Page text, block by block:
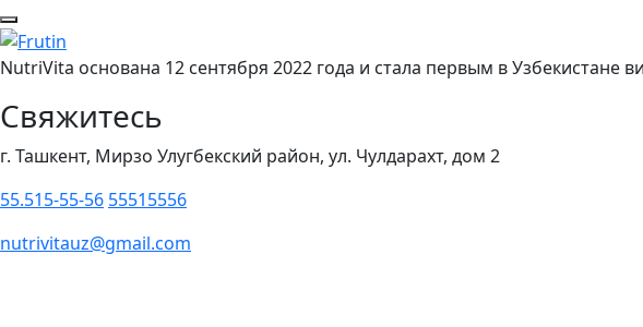
NutriVita основана 12 сентября 2022 года и стала первым в
Свяжитесь
г. Ташкент, Мирзо Улугбекский район, ул. Чулдарахт, дом 2
55.515-55-56 55515556
nutrivitauz@gmail.com